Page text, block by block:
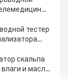
тестер
скальпа
и масла